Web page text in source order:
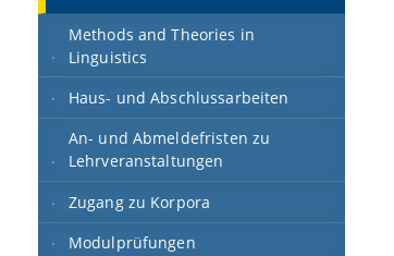
Methods and Theories in
Linguistics
Haus- und Abschlussarbeiten
An- und Abmeldefristen zu
Lehrveranstaltungen
Zugang zu Korpora
Modulprüfungen